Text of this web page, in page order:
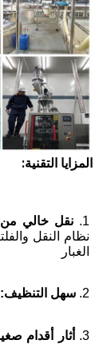
المزايا التقنية:
1. نقل خالي من
الغبار
2. سهل التنظيف:
3. أثار أقدام